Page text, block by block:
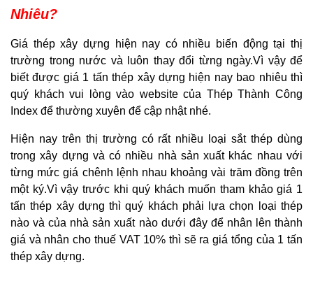
Nhiêu?
Giá thép xây dựng hiện nay có nhiều biến động tại thị
trường trong nước và luôn thay đổi từng ngày.Vì vậy để
biết được giá 1 tấn thép xây dựng hiện nay bao nhiêu thì
quý khách vui lòng vào website của Thép Thành Công
Index để thường xuyên để cập nhật nhé.
Hiện nay trên thị trường có rất nhiều loại sắt thép dùng
trong xây dựng và có nhiều nhà sản xuất khác nhau với
từng mức giá chênh lệnh nhau khoảng vài trăm đồng trên
một ký.Vì vậy trước khi quý khách muốn tham khảo giá 1
tấn thép xây dựng thì quý khách phải lựa chọn loại thép
nào và của nhà sản xuất nào dưới đây để nhân lên thành
giá và nhân cho thuế VAT 10% thì sẽ ra giá tổng của 1 tấn
thép xây dựng.